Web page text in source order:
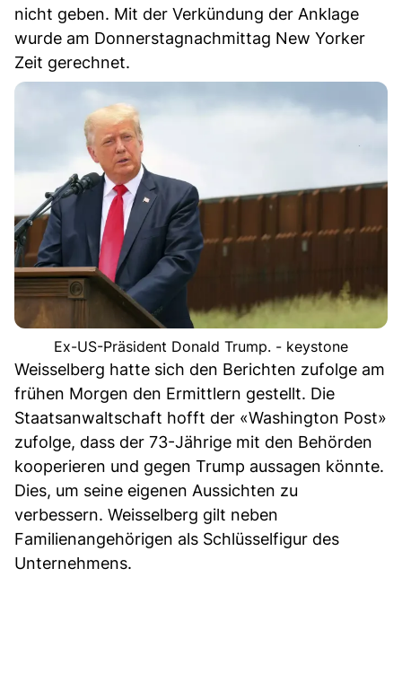
nicht geben. Mit der Verkündung der Anklage
wurde am Donnerstagnachmittag New Yorker
Zeit gerechnet.
Ex-US-Präsident Donald Trump. - keystone
Weisselberg hatte sich den Berichten zufolge am
frühen Morgen den Ermittlern gestellt. Die
Staatsanwaltschaft hofft der «Washington Post»
zufolge, dass der 73-Jährige mit den Behörden
kooperieren und gegen Trump aussagen könnte.
Dies, um seine eigenen Aussichten zu
verbessern. Weisselberg gilt neben
Familienangehörigen als Schlüsselfigur des
Unternehmens.